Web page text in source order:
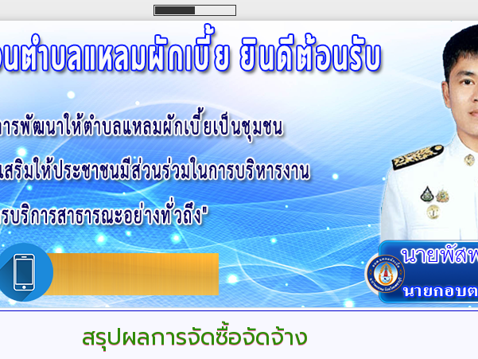
สรุปผลการจัดซื้อจัดจ้าง